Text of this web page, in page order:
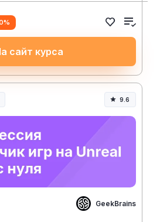
сайт курса
9.6
GeekBrains